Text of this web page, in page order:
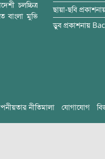
চলচ্চিত্র
বাংলা মুভি
ছায়া-ছবি
ডুব প্রকাশনায়
নীতিমালা যোগাযোগ